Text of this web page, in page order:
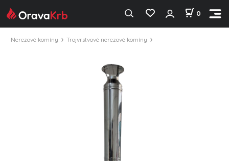
0
Nerezové komíny Trojvrstvové nerezové komíny